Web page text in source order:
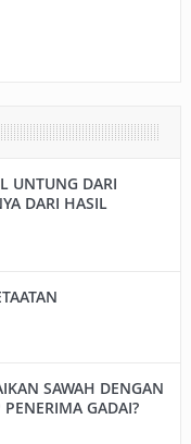
UNTUNG DARI
DARI HASIL
SAWAH DENGAN
PENERIMA GADAI?